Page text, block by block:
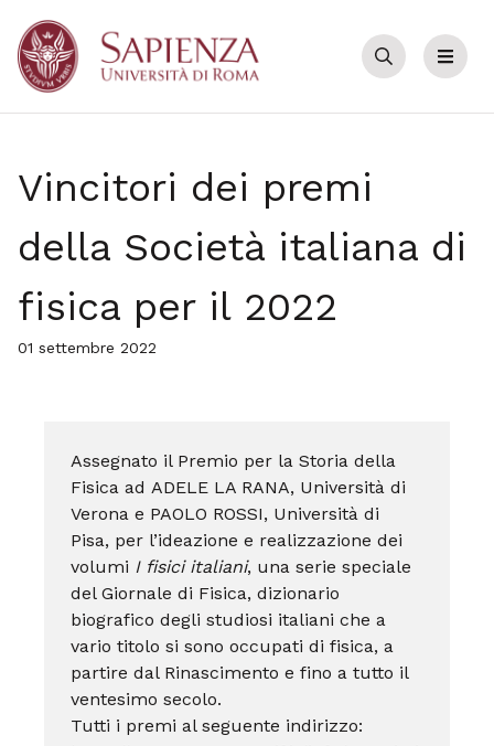
Cerca Menu
Vincitori dei premi
della Società italiana di
fisica per il 2022
01 settembre 2022
Assegnato il Premio per la Storia della
Fisica ad ADELE LA RANA, Università di
Verona e PAOLO ROSSI, Università di
Pisa, per l’ideazione e realizzazione dei
volumi I fisici italiani, una serie speciale
del Giornale di Fisica, dizionario
biografico degli studiosi italiani che a
vario titolo si sono occupati di fisica, a
partire dal Rinascimento e fino a tutto il
ventesimo secolo.
Tutti i premi al seguente indirizzo: